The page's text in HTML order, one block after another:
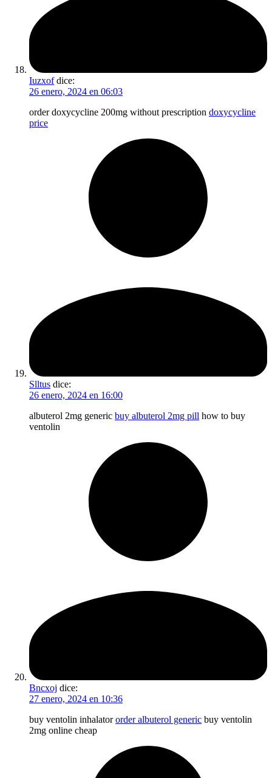
Iuzxof dice:
26 enero, 2024 en 06:03
order doxycycline 200mg without prescription doxycycline
price
Slltus dice:
26 enero, 2024 en 16:00
albuterol 2mg generic buy albuterol 2mg pill how to buy
ventolin
Bncxoj dice:
27 enero, 2024 en 10:36
buy ventolin inhalatororder albuterol generic buy ventolin
2mg online cheap